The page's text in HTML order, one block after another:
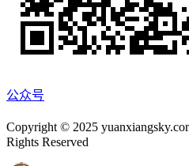
公众号
Copyright © 2025
Rights Reserved